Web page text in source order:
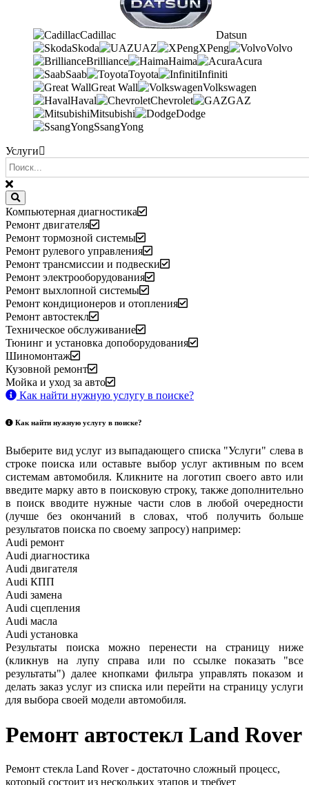
Cadillac
Datsun
Skoda
UAZ XPeng
Volvo
Brilliance
Haima
Acura
Saab
Toyota
Infiniti
Great Wall
Volkswagen
Haval
Chevrolet
GAZ
Mitsubishi
Dodge
SsangYong
Услуги
Компьютерная диагностика
Ремонт двигателя
Ремонт тормозной системы
Ремонт рулевого управления
Ремонт трансмиссии и подвески
Ремонт электрооборудования
Ремонт выхлопной системы
Ремонт кондиционеров и отопления
Ремонт автостекл
Техническое обслуживание
Тюнинг и установка допоборудования
Шиномонтаж
Кузовной ремонт
Мойка и уход за авто
Как найти нужную услугу в поиске?
Как найти нужную услугу в поиске?
Выберите вид услуг из выпадающего списка "Услуги" слева в
строке поиска или оставьте выбор услуг активным по всем
системам автомобиля. Кликните на логотип своего авто или
введите марку авто в поисковую строку, также дополнительно
в поиск вводите нужные части слов в любой очередности
(лучше без окончаний в словах, чтоб получить больше
результатов поиска по своему запросу) например:
Audi ремонт
Audi диагностика
Audi двигателя
Audi КПП
Audi замена
Audi сцепления
Audi масла
Audi установка
Результаты поиска можно перенести на страницу ниже
(кликнув на лупу справа или по ссылке показать "все
результаты") далее кнопками фильтра управлять показом и
делать заказ услуг из списка или перейти на страницу услуги
для выбора своей модели автомобиля.
Ремонт автостекл Land Rover
Ремонт стекла Land Rover - достаточно сложный процесс,
который состоит из нескольких этапов и требует